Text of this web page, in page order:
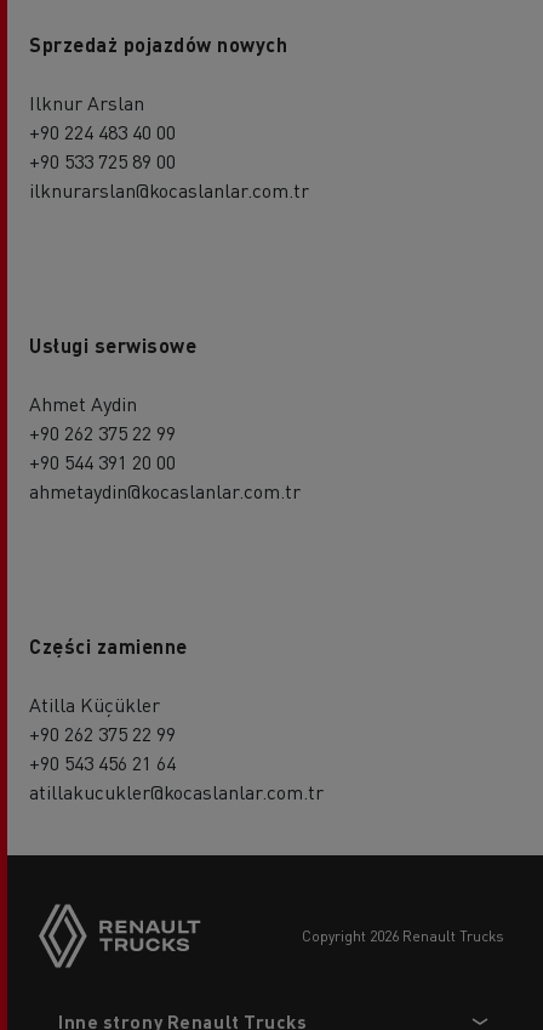
Sprzedaż pojazdów nowych
Ilknur Arslan
+90 224 483 40 00
+90 533 725 89 00
ilknurarslan@kocaslanlar.com.tr
Usługi serwisowe
Ahmet Aydin
+90 262 375 22 99
+90 544 391 20 00
ahmetaydin@kocaslanlar.com.tr
Części zamienne
Atilla Küçükler
+90 262 375 22 99
+90 543 456 21 64
atillakucukler@kocaslanlar.com.tr
copyright 2026 Renault Trucks
Inne strony Renault Trucks